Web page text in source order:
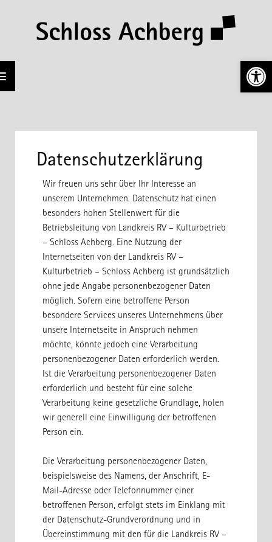
Open
Datenschutz­erklärung
Wir freuen uns sehr über Ihr Interesse an
unserem Unternehmen. Datenschutz hat einen
besonders hohen Stellenwert für die
Betriebsleitung von Landkreis RV – Kulturbetrieb
– Schloss Achberg. Eine Nutzung der
Internetseiten von der Landkreis RV –
Kulturbetrieb – Schloss Achberg ist grundsätzlich
ohne jede Angabe personenbezogener Daten
möglich. Sofern eine betroffene Person
besondere Services unseres Unternehmens über
unsere Internetseite in Anspruch nehmen
möchte, könnte jedoch eine Verarbeitung
personenbezogener Daten erforderlich werden.
Ist die Verarbeitung personenbezogener Daten
erforderlich und besteht für eine solche
Verarbeitung keine gesetzliche Grundlage, holen
wir generell eine Einwilligung der betroffenen
Person ein.
Die Verarbeitung personenbezogener Daten,
beispielsweise des Namens, der Anschrift, E-
Mail-Adresse oder Telefonnummer einer
betroffenen Person, erfolgt stets im Einklang mit
der Datenschutz-Grundverordnung und in
Übereinstimmung mit den für die Landkreis RV –